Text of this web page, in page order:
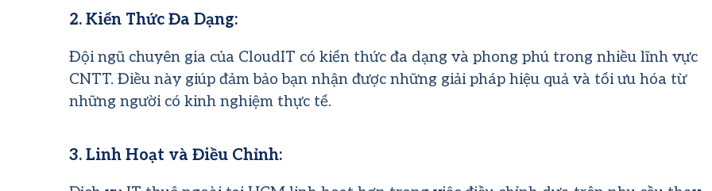
2. Kiến Thức Đa Dạng:
Đội ngũ chuyên gia của CloudIT có kiến thức đa dạng và phong phú trong nhiều lĩnh vực
CNTT. Điều này giúp đảm bảo bạn nhận được những giải pháp hiệu quả và tối ưu hóa từ
những người có kinh nghiệm thực tế.
3. Linh Hoạt và Điều Chỉnh: